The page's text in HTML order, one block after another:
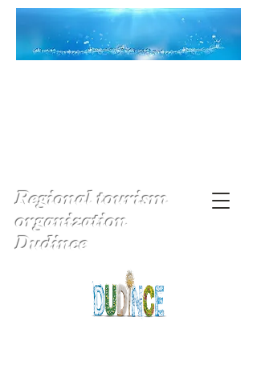
Regional tourism
organization
Dudince